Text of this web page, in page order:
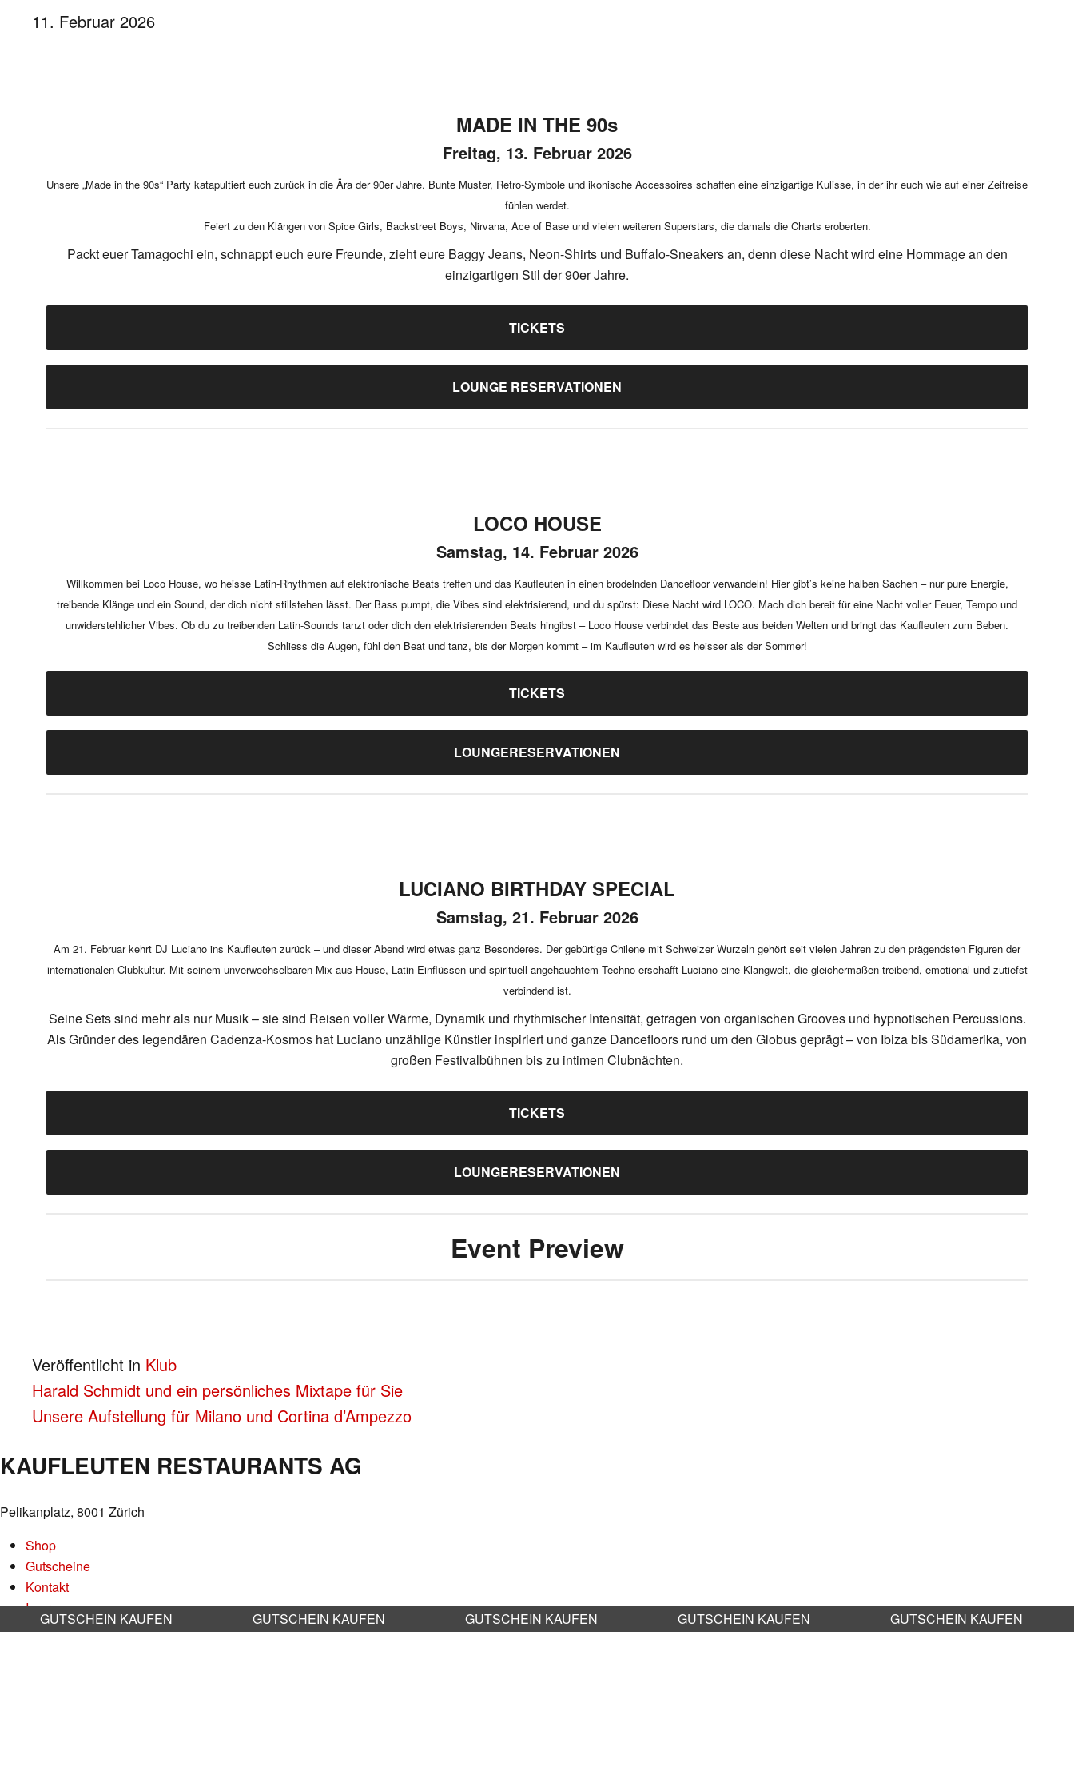
11. Februar 2026
MADE IN THE 90s
Freitag, 13. Februar 2026
Unsere „Made in the 90s“ Party katapultiert euch zurück in die Ära der 90er Jahre. Bunte Muster, Retro-Symbole und ikonische Accessoires schaffen eine einzigartige Kulisse, in der ihr euch wie auf einer Zeitreise
fühlen werdet.
Feiert zu den Klängen von Spice Girls, Backstreet Boys, Nirvana, Ace of Base und vielen weiteren Superstars, die damals die Charts eroberten.
Packt euer Tamagochi ein, schnappt euch eure Freunde, zieht eure Baggy Jeans, Neon-Shirts und Buffalo-Sneakers an, denn diese Nacht wird eine Hommage an den
einzigartigen Stil der 90er Jahre.
TICKETS
LOUNGE RESERVATIONEN
LOCO HOUSE
Samstag, 14. Februar 2026
Willkommen bei Loco House, wo heisse Latin-Rhythmen auf elektronische Beats treffen und das Kaufleuten in einen brodelnden Dancefloor verwandeln! Hier gibt’s keine halben Sachen – nur pure Energie,
treibende Klänge und ein Sound, der dich nicht stillstehen lässt. Der Bass pumpt, die Vibes sind elektrisierend, und du spürst: Diese Nacht wird LOCO. Mach dich bereit für eine Nacht voller Feuer, Tempo und
unwiderstehlicher Vibes. Ob du zu treibenden Latin-Sounds tanzt oder dich den elektrisierenden Beats hingibst – Loco House verbindet das Beste aus beiden Welten und bringt das Kaufleuten zum Beben.
Schliess die Augen, fühl den Beat und tanz, bis der Morgen kommt – im Kaufleuten wird es heisser als der Sommer!
TICKETS
LOUNGERESERVATIONEN
LUCIANO BIRTHDAY SPECIAL
Samstag, 21. Februar 2026
Am 21. Februar kehrt DJ Luciano ins Kaufleuten zurück – und dieser Abend wird etwas ganz Besonderes. Der gebürtige Chilene mit Schweizer Wurzeln gehört seit vielen Jahren zu den prägendsten Figuren der
internationalen Clubkultur. Mit seinem unverwechselbaren Mix aus House, Latin-Einflüssen und spirituell angehauchtem Techno erschafft Luciano eine Klangwelt, die gleichermaßen treibend, emotional und zutiefst
verbindend ist.
Seine Sets sind mehr als nur Musik – sie sind Reisen voller Wärme, Dynamik und rhythmischer Intensität, getragen von organischen Grooves und hypnotischen Percussions.
Als Gründer des legendären Cadenza-Kosmos hat Luciano unzählige Künstler inspiriert und ganze Dancefloors rund um den Globus geprägt – von Ibiza bis Südamerika, von
großen Festivalbühnen bis zu intimen Clubnächten.
TICKETS
LOUNGERESERVATIONEN
Event Preview
Veröffentlicht in Klub
BEITRAGS-
NAVIGATION
Harald Schmidt und ein persönliches Mixtape für Sie
Unsere Aufstellung für Milano und Cortina d’Ampezzo
KAUFLEUTEN RESTAURANTS AG
Pelikanplatz, 8001 Zürich
Shop
Gutscheine
Kontakt
Impressum
Datenschutz
GUTSCHEIN KAUFEN GUTSCHEIN KAUFEN GUTSCHEIN KAUFEN GUTSCHEIN KAUFEN GUTSCHEIN KAUFEN